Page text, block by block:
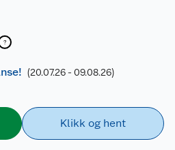
(20.07.26 - 09.08.26)
Klikk og hent